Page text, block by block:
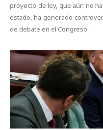
proyecto de ley, que aún no
estado, ha generado
de debate en el Congreso.